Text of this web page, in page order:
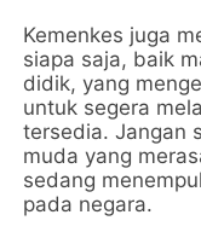
Kemenkes juga
siapa saja, baik
didik, yang
untuk segera
tersedia. Jangan
muda yang
sedang
pada negara.